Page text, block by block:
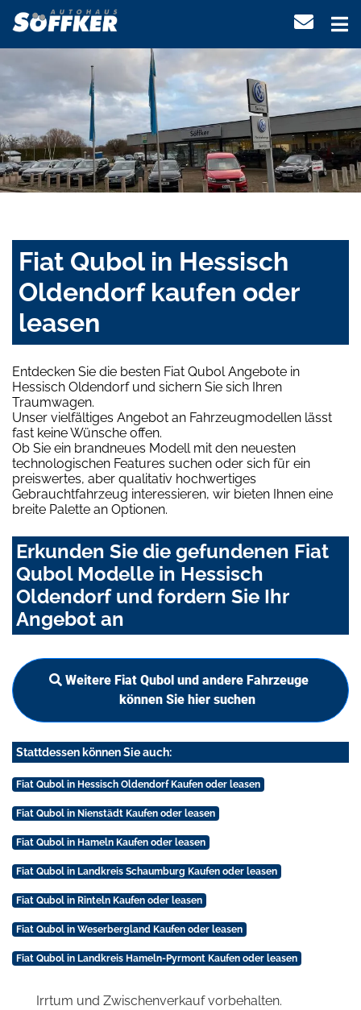
Fiat Qubol in Hessisch
Oldendorf kaufen oder
leasen
Entdecken Sie die besten Fiat Qubol Angebote in
Hessisch Oldendorf und sichern Sie sich Ihren
Traumwagen.
Unser vielfältiges Angebot an Fahrzeugmodellen lässt
fast keine Wünsche offen.
Ob Sie ein brandneues Modell mit den neuesten
technologischen Features suchen oder sich für ein
preiswertes, aber qualitativ hochwertiges
Gebrauchtfahrzeug interessieren, wir bieten Ihnen eine
breite Palette an Optionen.
Erkunden Sie die gefundenen Fiat
Qubol Modelle in Hessisch
Oldendorf und fordern Sie Ihr
Angebot an
Weitere Fiat Qubol und andere Fahrzeuge
können Sie hier suchen
Stattdessen können Sie auch:
Fiat Qubol in Hessisch Oldendorf Kaufen oder leasen
Fiat Qubol in Nienstädt Kaufen oder leasen
Fiat Qubol in Hameln Kaufen oder leasen
Fiat Qubol in Landkreis Schaumburg Kaufen oder leasen
Fiat Qubol in Rinteln Kaufen oder leasen
Fiat Qubol in Weserbergland Kaufen oder leasen
Fiat Qubol in Landkreis Hameln-Pyrmont Kaufen oder leasen
Irrtum und Zwischenverkauf vorbehalten.